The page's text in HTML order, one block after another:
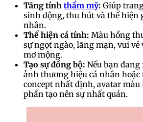
Tăng tính thẩm mỹ: Giúp
sinh động, thu hút và thể hiện
nhân.
Thể hiện cá tính: Màu hồng
sự ngọt ngào, lãng mạn, vui
mơ mộng.
Tạo sự đồng bộ: Nếu bạn
ảnh thương hiệu cá nhân hoặc
concept nhất định, avatar màu
phần tạo nên sự nhất quán.